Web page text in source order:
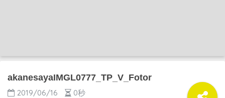
akanesayaIMGL0777_TP_V_Fotor
2019/06/16 0秒